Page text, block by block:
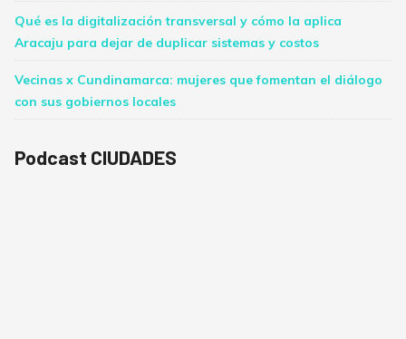
Qué es la digitalización transversal y cómo la aplica
Aracaju para dejar de duplicar sistemas y costos
Vecinas x Cundinamarca: mujeres que fomentan el diálogo
con sus gobiernos locales
Podcast CIUDADES